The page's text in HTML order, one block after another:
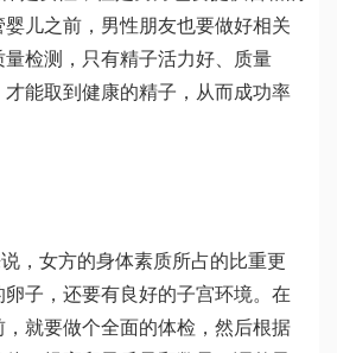
儿之前，男性朋友也要做好相关
检测，只有精子活力好、质量
能取到健康的精子，从而成功率
，女方的身体素质所占的比重更
子，还要有良好的子宫环境。在
就要做个全面的体检，然后根据